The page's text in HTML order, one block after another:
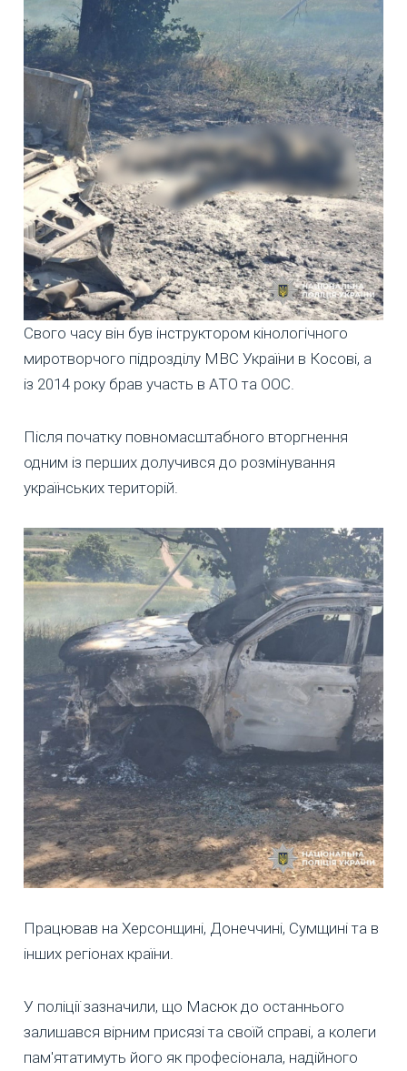
Свого часу він був інструктором кінологічного
миротворчого підрозділу МВС України в Косові, а
із 2014 року брав участь в АТО та ООС.
Після початку повномасштабного вторгнення
одним із перших долучився до розмінування
українських територій.
Працював на Херсонщині, Донеччині, Сумщині та в
інших регіонах країни.
У поліції зазначили, що Масюк до останнього
залишався вірним присязі та своїй справі, а колеги
пам'ятатимуть його як професіонала, надійного